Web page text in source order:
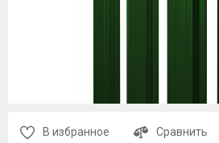
В избранное Сравнить